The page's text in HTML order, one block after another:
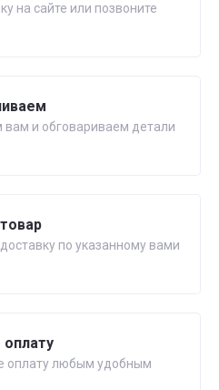
на сайте или позвоните
вам и обговариваем детали
по указанному вами
оплату
оплату любым удобным